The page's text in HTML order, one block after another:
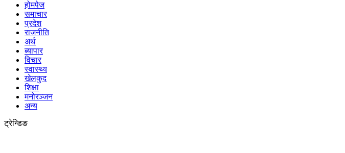
होमपेज
समाचार
प्रदेश
राजनीति
अर्थ
ब्यापार
विचार
स्वास्थ्य
खेलकुद
शिक्षा
मनोरञ्जन
अन्य
ट्रेन्डिङ